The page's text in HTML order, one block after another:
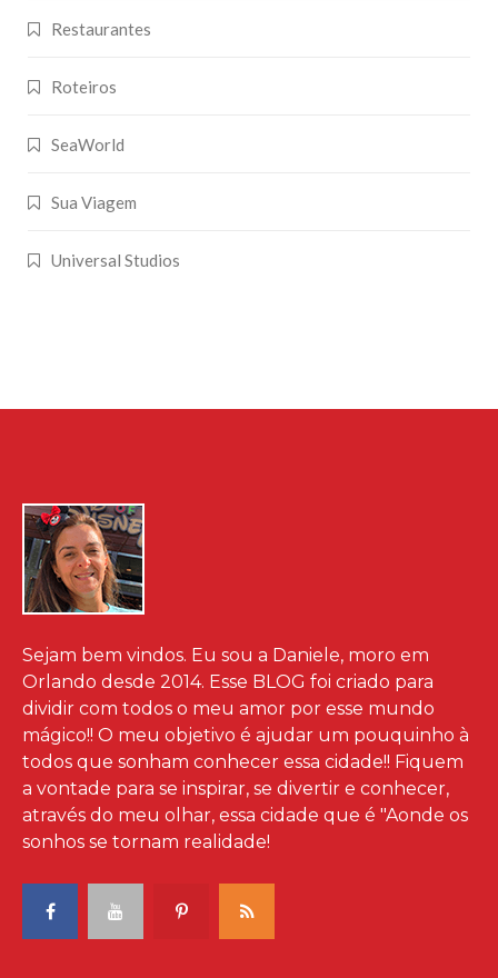
Restaurantes
Roteiros
SeaWorld
Sua Viagem
Universal Studios
Sejam bem vindos. Eu sou a Daniele, moro em
Orlando desde 2014. Esse BLOG foi criado para
dividir com todos o meu amor por esse mundo
mágico!! O meu objetivo é ajudar um pouquinho à
todos que sonham conhecer essa cidade!! Fiquem
a vontade para se inspirar, se divertir e conhecer,
através do meu olhar, essa cidade que é "Aonde os
sonhos se tornam realidade!